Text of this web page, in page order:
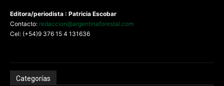
Editora/periodista : Patricia Escobar
Contacto: redaccion@argentinaforestal.com
Cel: (+54)9 376 15 4 131636
Categorías